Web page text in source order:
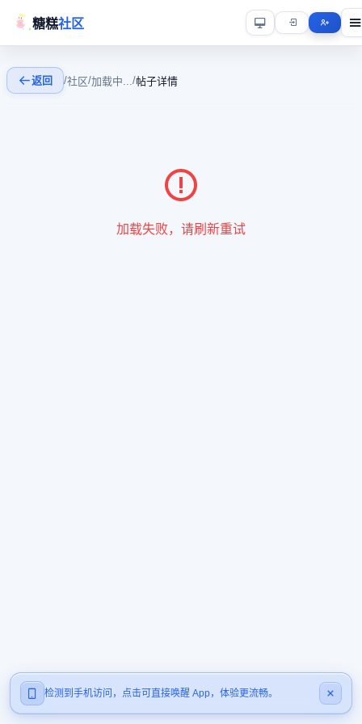
糖糕社区
检测到手机访问，点击可直接唤醒 App，体验更流畅。
返回 /社区/加载中.../帖子详情
加载失败，请刷新重试